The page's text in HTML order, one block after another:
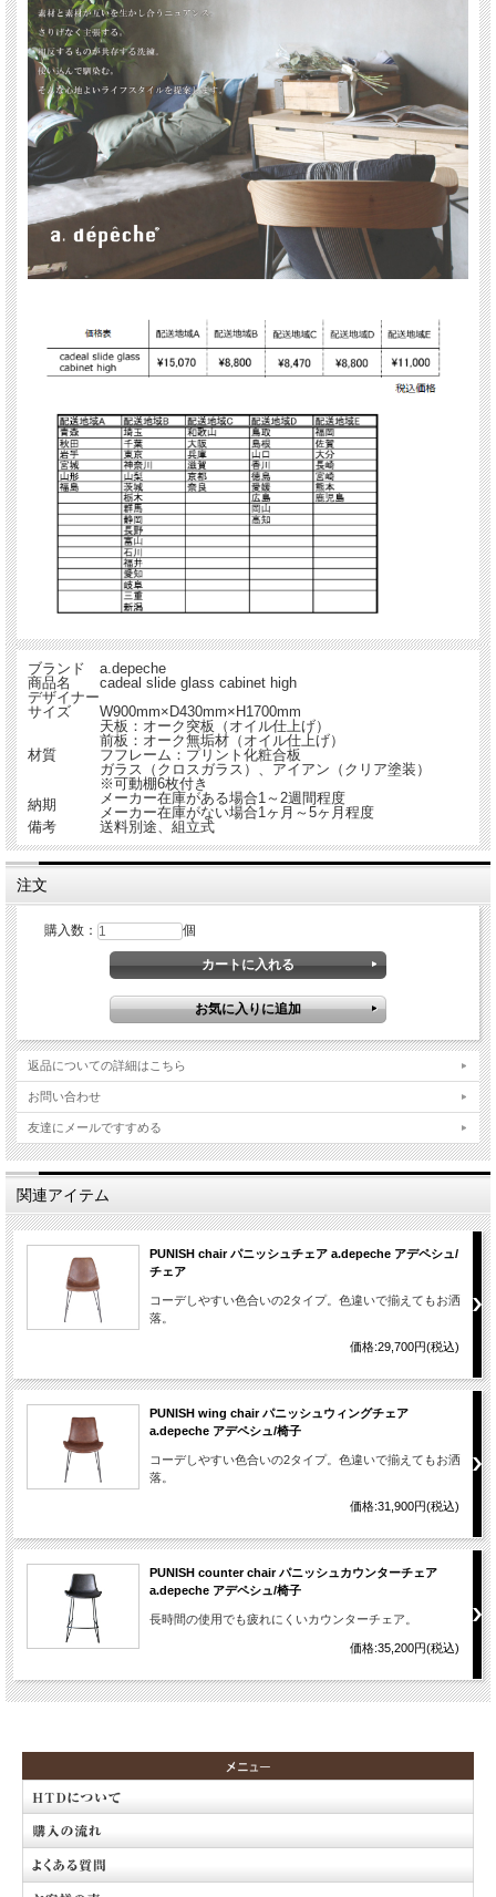
ブランド
a.depeche
商品名
cadeal slide glass cabinet high
デザイナー
サイズ
W900mm×D430mm×H1700mm
材質
天板：オーク突板（オイル仕上げ）
前板：オーク無垢材（オイル仕上げ）
フフレーム：プリント化粧合板
ガラス（クロスガラス）、アイアン（クリア塗装）
※可動棚6枚付き
納期
メーカー在庫がある場合1～2週間程度
メーカー在庫がない場合1ヶ月～5ヶ月程度
備考
送料別途、組立式
注文
購入数： 個
返品についての詳細はこちら
お問い合わせ
友達にメールですすめる
関連アイテム
PUNISH chair パニッシュチェア a.depeche アデペシュ/
チェア
コーデしやすい色合いの2タイプ。色違いで揃えてもお洒
落。
価格:29,700円(税込)
PUNISH wing chair パニッシュウィングチェア
a.depeche アデペシュ/椅子
コーデしやすい色合いの2タイプ。色違いで揃えてもお洒
落。
価格:31,900円(税込)
PUNISH counter chair パニッシュカウンターチェア
a.depeche アデペシュ/椅子
長時間の使用でも疲れにくいカウンターチェア。
価格:35,200円(税込)